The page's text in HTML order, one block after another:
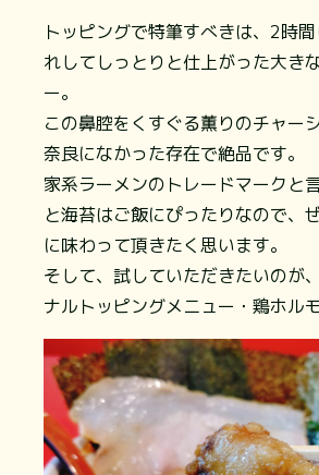
トッピングで特筆すべきは、2時
れしてしっとりと仕上がった大き
ー。
この鼻腔をくすぐる薫りのチャー
奈良になかった存在で絶品です。
家系ラーメンのトレードマークと
と海苔はご飯にぴったりなので、
に味わって頂きたく思います。
そして、試していただきたいのが
ナルトッピングメニュー・鶏ホルモ